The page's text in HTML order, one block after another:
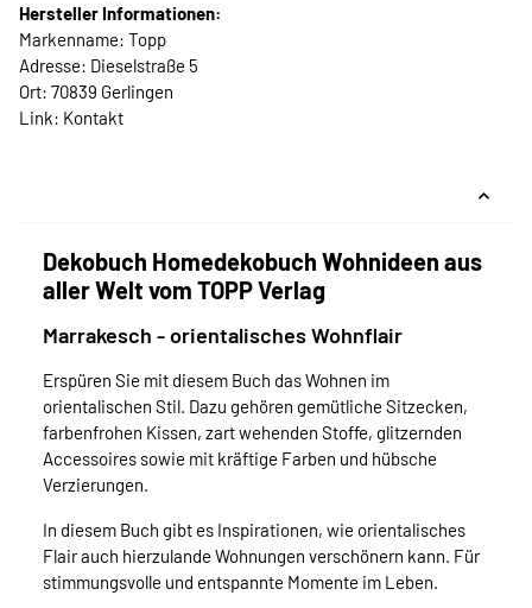
Hersteller Informationen:
Markenname: Topp
Adresse: Dieselstraße 5
Ort: 70839 Gerlingen
Link: Kontakt
Dekobuch Homedekobuch Wohnideen aus
aller Welt vom TOPP Verlag
Marrakesch - orientalisches Wohnflair
Erspüren Sie mit diesem Buch das Wohnen im
orientalischen Stil. Dazu gehören gemütliche Sitzecken,
farbenfrohen Kissen, zart wehenden Stoffe, glitzernden
Accessoires sowie mit kräftige Farben und hübsche
Verzierungen.
In diesem Buch gibt es Inspirationen, wie orientalisches
Flair auch hierzulande Wohnungen verschönern kann. Für
stimmungsvolle und entspannte Momente im Leben.